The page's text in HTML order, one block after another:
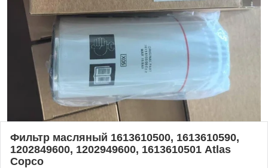
Фильтр масляный 1613610500, 1613610590,
1202849600, 1202949600, 1613610501 Atlas
Copco